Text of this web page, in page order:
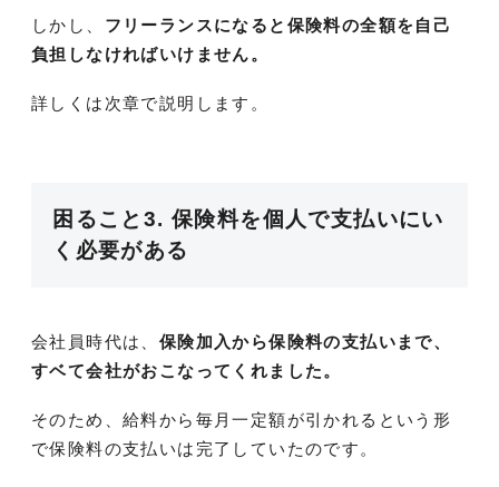
しかし、 フリーランスになると保険料の全額を自己
負担しなければいけません。
詳しくは次章で説明します。
困ること3. 保険料を個人で支払いにい
く必要がある
会社員時代は、 保険加入から保険料の支払いまで、
すベて会社がおこなってくれました。
そのため、給料から毎月一定額が引かれるという形
で保険料の支払いは完了していたのです。